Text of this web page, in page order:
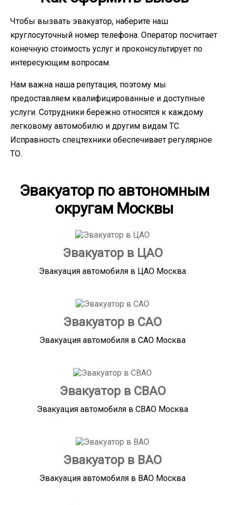
Чтобы вызвать эвакуатор, наберите наш
круглосуточный номер телефона. Оператор посчитает
конечную стоимость услуг и проконсультирует по
интересующим вопросам.
Нам важна наша репутация, поэтому мы
предоставляем квалифицированные и доступные
услуги. Сотрудники бережно относятся к каждому
легковому автомобилю и другим видам ТС.
Исправность спецтехники обеспечивает регулярное
ТО.
Эвакуатор по автономным
округам Москвы
Эвакуатор в ЦАО
Эвакуация автомобиля в ЦАО Москва
Эвакуатор в САО
Эвакуация автомобиля в САО Москва
Эвакуатор в СВАО
Эвакуация автомобиля в СВАО Москва
Эвакуатор в ВАО
Эвакуация автомобиля в ВАО Москва